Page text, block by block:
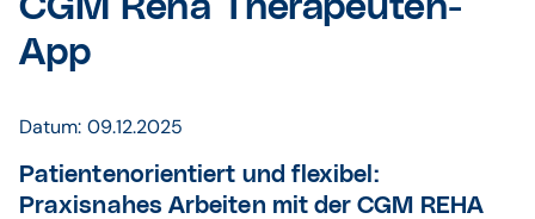
App
Datum: 09.12.2025
Patientenorientiert und flexibel:
Praxisnahes Arbeiten mit der CGM REHA